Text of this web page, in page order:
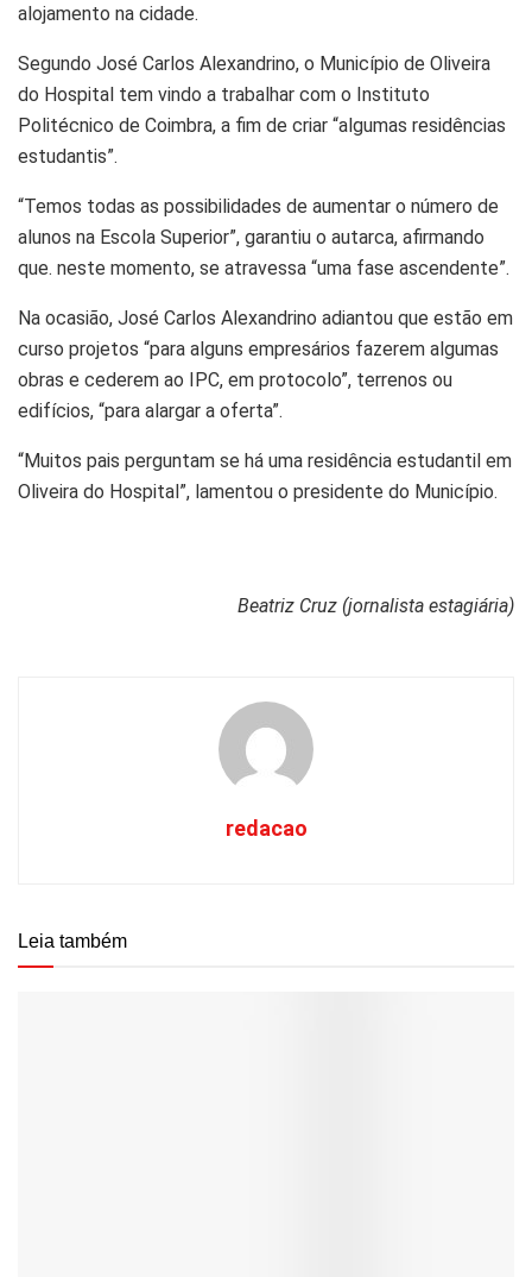
alojamento na cidade.
Segundo José Carlos Alexandrino, o Município de Oliveira
do Hospital tem vindo a trabalhar com o Instituto
Politécnico de Coimbra, a fim de criar “algumas residências
estudantis”.
“Temos todas as possibilidades de aumentar o número de
alunos na Escola Superior”, garantiu o autarca, afirmando
que. neste momento, se atravessa “uma fase ascendente”.
Na ocasião, José Carlos Alexandrino adiantou que estão em
curso projetos “para alguns empresários fazerem algumas
obras e cederem ao IPC, em protocolo”, terrenos ou
edifícios, “para alargar a oferta”.
“Muitos pais perguntam se há uma residência estudantil em
Oliveira do Hospital”, lamentou o presidente do Município.
Beatriz Cruz (jornalista estagiária)
redacao
Leia também